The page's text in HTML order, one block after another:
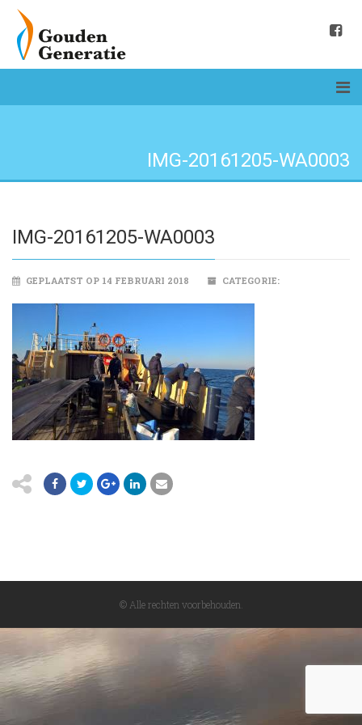
IMG-20161205-WA0003
IMG-20161205-WA0003
GEPLAATST OP 14 FEBRUARI 2018 CATEGORIE:
© Alle rechten voorbehouden.